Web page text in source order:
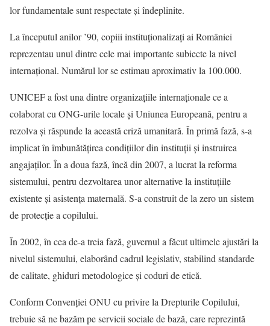
lor fundamentale sunt respectate şi îndeplinite.
La începutul anilor ’90, copiii instituţionalizaţi ai României
reprezentau unul dintre cele mai importante subiecte la nivel
internaţional. Numărul lor se estimau aproximativ la 100.000.
UNICEF a fost una dintre organizaţiile internaţionale ce a
colaborat cu ONG-urile locale şi Uniunea Europeană, pentru a
rezolva şi răspunde la această criză umanitară. În primă fază, s-a
implicat în îmbunătăţirea condiţiilor din instituţii şi instruirea
angajaţilor. În a doua fază, încă din 2007, a lucrat la reforma
sistemului, pentru dezvoltarea unor alternative la instituţiile
existente şi asistenţa maternală. S-a construit de la zero un sistem
de protecţie a copilului.
În 2002, în cea de-a treia fază, guvernul a făcut ultimele ajustări la
nivelul sistemului, elaborând cadrul legislativ, stabilind standarde
de calitate, ghiduri metodologice şi coduri de etică.
Conform Convenţiei ONU cu privire la Drepturile Copilului,
trebuie să ne bazăm pe servicii sociale de bază, care reprezintă